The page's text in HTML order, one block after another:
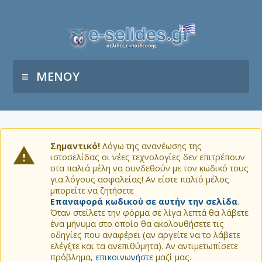
ΜΕΝΟΥ
Σημαντικό! Λόγω της ανανέωσης της
ιστοσελίδας οι νέες τεχνολογίες δεν επιτρέπουν
στα παλιά μέλη να συνδεθούν με τον κωδικό τους
για λόγους ασφαλείας! Αν είστε παλιό μέλος
μπορείτε να ζητήσετε
Επαναφορά κωδικού σε αυτήν την σελίδα.
Όταν στείλετε την φόρμα σε λίγα λεπτά θα λάβετε
ένα μήνυμα στο οποίο θα ακολουθήσετε τις
οδηγίες που αναφέρει (αν αργείτε να το λάβετε
ελέγξτε και τα ανεπιθύμητα). Αν αντιμετωπίσετε
πρόβλημα, επικοινωνήστε μαζί μας.